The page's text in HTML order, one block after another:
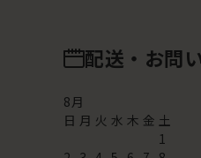
配送・お問
8月
日 月 火 水 木 金 土
1